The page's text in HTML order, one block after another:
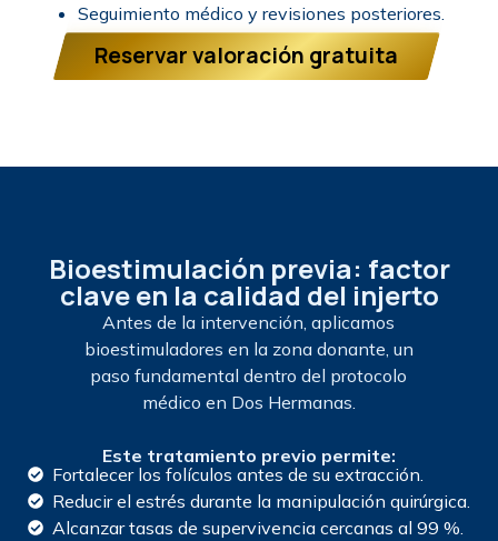
Seguimiento médico y revisiones posteriores.
Reservar valoración gratuita
Bioestimulación previa: factor
clave en la calidad del injerto
Antes de la intervención, aplicamos
bioestimuladores en la zona donante, un
paso fundamental dentro del protocolo
médico en Dos Hermanas.
Este tratamiento previo permite:
Fortalecer los folículos antes de su extracción.
Reducir el estrés durante la manipulación quirúrgica.
Alcanzar tasas de supervivencia cercanas al 99 %.